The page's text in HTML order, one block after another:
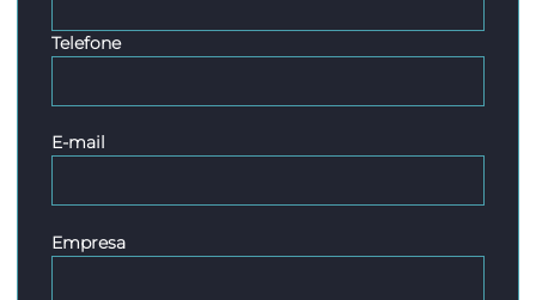
Telefone
E-mail
Empresa